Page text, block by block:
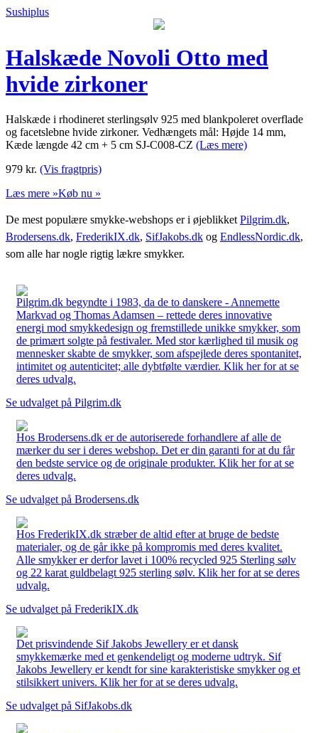
Sushiplus
Halskæde Novoli Otto med
hvide zirkoner
Halskæde i rhodineret sterlingsølv 925 med blankpoleret overflade
og facetslebne hvide zirkoner. Vedhængets mål: Højde 14 mm,
Kæde længde 42 cm + 5 cm SJ-C008-CZ (Læs mere)
979 kr. (Vis fragtpris)
Læs mere »Køb nu »
De mest populære smykke-webshops er i øjeblikket Pilgrim.dk,
Brodersens.dk, FrederikIX.dk, SifJakobs.dk og EndlessNordic.dk,
som alle har nogle rigtig lækre smykker.
Pilgrim.dk begyndte i 1983, da de to danskere - Annemette
Markvad og Thomas Adamsen – rettede deres innovative
energi mod smykkedesign og fremstillede unikke smykker, som
de primært solgte på festivaler. Med stor kærlighed til musik og
mennesker skabte de smykker, som afspejlede deres spontanitet,
intimitet og autenticitet; alle dybtfølte værdier. Klik her for at se
deres udvalg.
Se udvalget på Pilgrim.dk
Hos Brodersens.dk er de autoriserede forhandlere af alle de
mærker du ser i deres webshop. Det er din garanti for at du får
den bedste service og de originale produkter. Klik her for at se
deres udvalg.
Se udvalget på Brodersens.dk
Hos FrederikIX.dk stræber de altid efter at bruge de bedste
materialer, og de går ikke på kompromis med deres kvalitet.
Alle smykker er derfor lavet i 100% recycled 925 Sterling sølv
og 22 karat guldbelagt 925 sterling sølv. Klik her for at se deres
udvalg.
Se udvalget på FrederikIX.dk
Det prisvindende Sif Jakobs Jewellery er et dansk
smykkemærke med et genkendeligt og moderne udtryk. Sif
Jakobs Jewellery er kendt for sine karakteristiske smykker og et
stilsikkert univers. Klik her for at se deres udvalg.
Se udvalget på SifJakobs.dk